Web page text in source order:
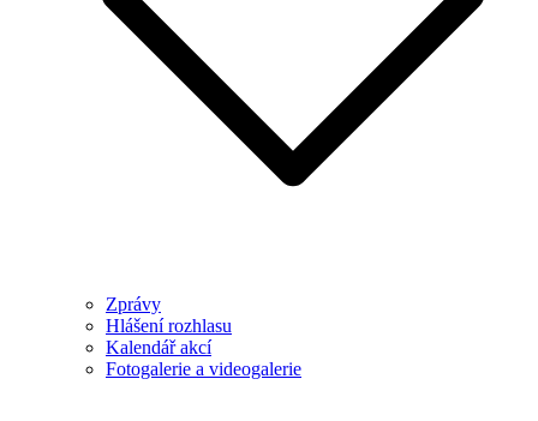
Zprávy
Hlášení rozhlasu
Kalendář akcí
Fotogalerie a videogalerie